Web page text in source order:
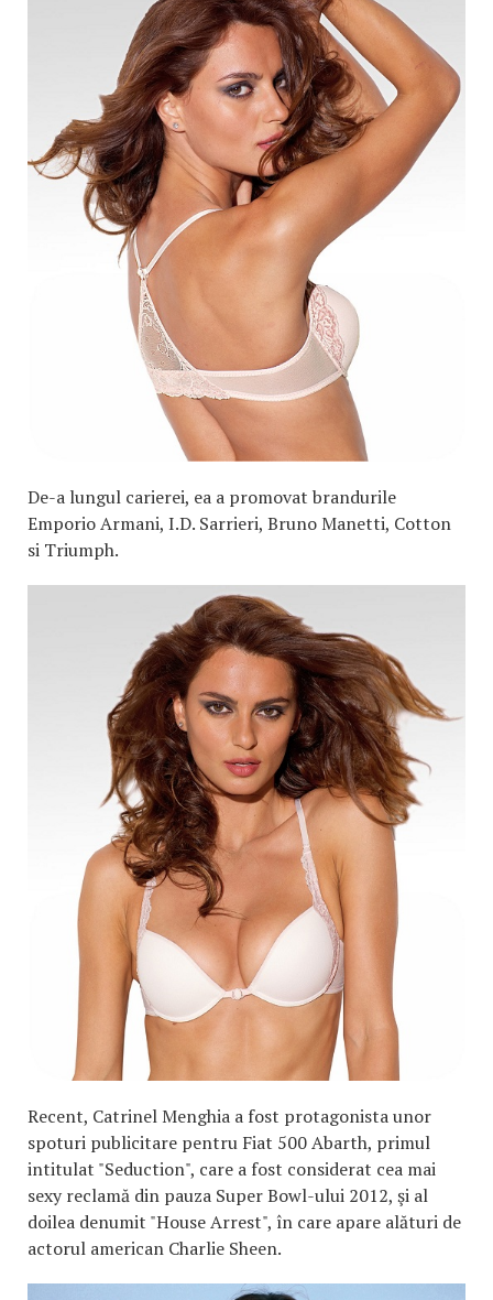
De-a lungul carierei, ea a promovat brandurile
Emporio Armani, I.D. Sarrieri, Bruno Manetti, Cotton
si Triumph.
Recent, Catrinel Menghia a fost protagonista unor
spoturi publicitare pentru Fiat 500 Abarth, primul
intitulat "Seduction", care a fost considerat cea mai
sexy reclamă din pauza Super Bowl-ului 2012, şi al
doilea denumit "House Arrest", în care apare alături de
actorul american Charlie Sheen.